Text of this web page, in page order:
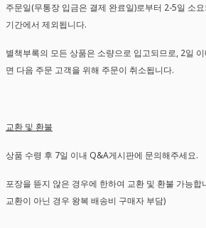
주문일(무통장 입금은 결제 완료일)로부터 2-5일 소
기간에서 제외됩니다.
별책부록의 모든 상품은 소량으로 입고되므로, 2일
면 다음 주문 고객을 위해 주문이 취소됩니다.
교환 및 환불
상품 수령 후 7일 이내 Q&A게시판에 문의해주세요.
포장을 뜯지 않은 경우에 한하여 교환 및 환불 가능
교환이 아닌 경우 왕복 배송비 구매자 부담)